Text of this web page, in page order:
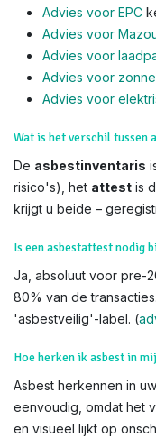
Advies voor EPC
Advies voor
Advies voor
Advies voor
Advies voor el
Wat is het verschil tussen
De asbestinventaris
risico's), het attest is
krijgt u beide –
Is een asbestattest nodig
Ja, absoluut voor pre-
80% van de
'asbestveilig'-label. (
Hoe herken ik asbest in
Asbest herkennen in
eenvoudig, omdat het
en visueel lijkt op